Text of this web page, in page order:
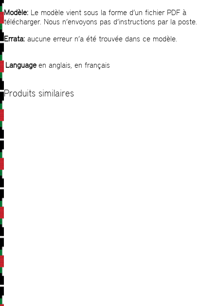
Modèle: Le modèle vient sous la forme d’un fichier PDF à
télécharger. Nous n’envoyons pas d’instructions par la poste.
Errata: aucune erreur n’a été trouvée dans ce modèle.
Language en anglais, en français
Produits similaires